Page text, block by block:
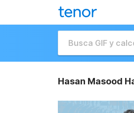
Hasan Masood